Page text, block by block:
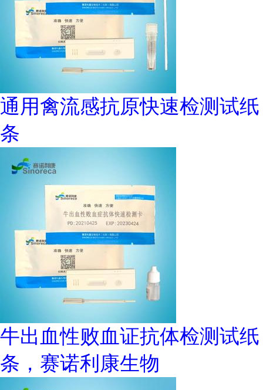
通用禽流感抗原快速检测试纸
条
牛出血性败血证抗体检测试纸
条，赛诺利康生物